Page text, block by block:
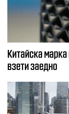
Китайска марка
взети заедно